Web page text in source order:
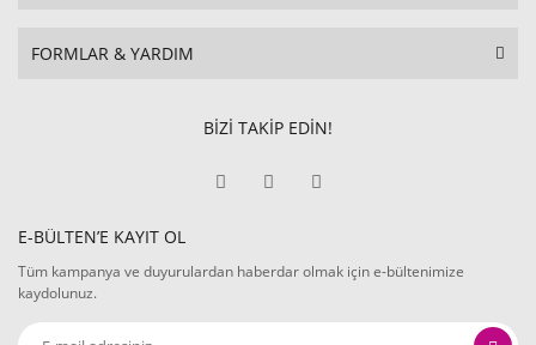
FORMLAR & YARDIM
BİZİ TAKİP EDİN!
E-BÜLTEN’E KAYIT OL
Tüm kampanya ve duyurulardan haberdar olmak için e-bültenimize
kaydolunuz.